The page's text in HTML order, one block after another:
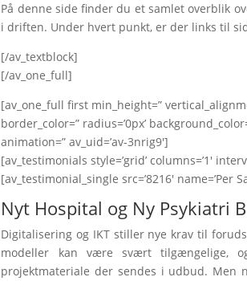
På denne side finder du et samlet overblik
i driften. Under hvert punkt, er der links til
[/av_textblock]
[/av_one_full]
[av_one_full first min_height=”
border_color=” radius=’0px’
animation=” av_uid=’av-3nrig9′]
[av_testimonials style=’grid’ columns=’1′
[av_testimonial_single src=’8216′ name=’Per
Nyt Hospital og Ny Psykiatri
Digitalisering og IKT stiller nye krav til
modeller kan være svært tilgængelige,
projektmateriale der sendes i udbud. Men